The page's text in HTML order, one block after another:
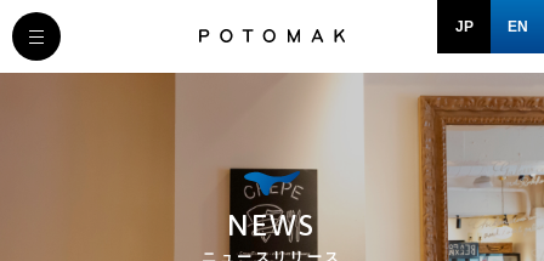
JP EN
MESSAGE
BRAND/SHOP
NEWS
ニュースリリース